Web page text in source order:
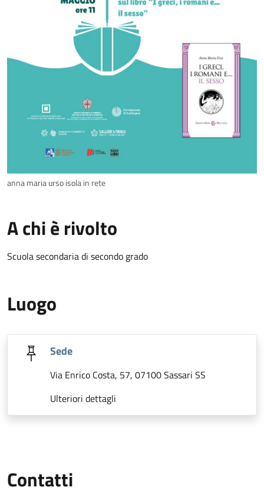
anna maria urso isola in rete
A chi è rivolto
Scuola secondaria di secondo grado
Luogo
Sede
Via Enrico Costa, 57, 07100 Sassari SS
Ulteriori dettagli
Contatti